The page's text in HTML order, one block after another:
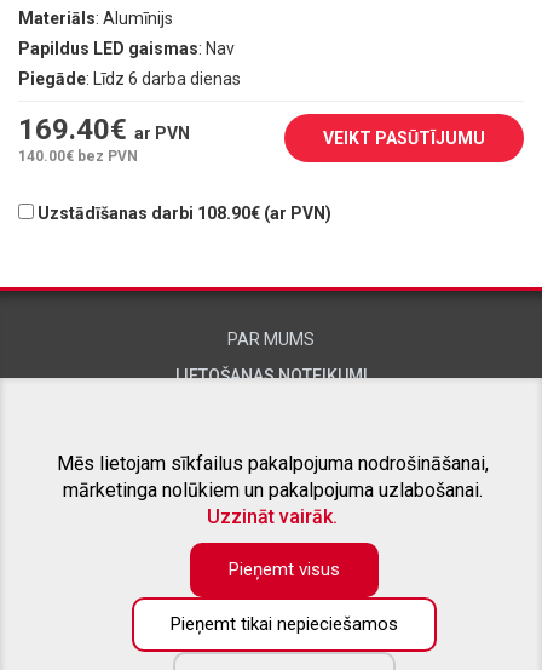
Materiāls: Alumīnijs
Papildus LED gaismas: Nav
Piegāde: Līdz 6 darba dienas
169.40€ ar PVN
140.00€ bez PVN
VEIKT PASŪTĪJUMU
Uzstādīšanas darbi 108.90€ (ar PVN)
PAR MUMS
LIETOŠANAS NOTEIKUMI
SAISTĪTIE PROJEKTI
KONTAKTTĀLRUNIS: +371 26415309
Mēs lietojam sīkfailus pakalpojuma nodrošināšanai,
mārketinga nolūkiem un pakalpojuma uzlabošanai.
Uzzināt vairāk.
Pieņemt visus
Pieņemt tikai nepieciešamos